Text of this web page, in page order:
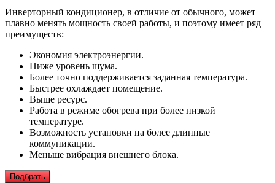
Инверторный кондиционер, в отличие от обычного, может
плавно менять мощность своей работы, и поэтому имеет ряд
преимуществ:
Экономия электроэнергии.
Ниже уровень шума.
Более точно поддерживается заданная температура.
Быстрее охлаждает помещение.
Выше ресурс.
Работа в режиме обогрева при более низкой
температуре.
Возможность установки на более длинные
коммуникации.
Меньше вибрация внешнего блока.
Подбрать